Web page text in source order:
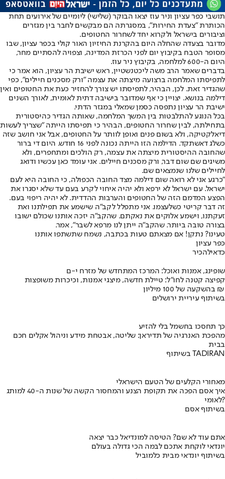
תושבי כפר עציון וניר עוז יצאו הבוקר (שלישי) ליומיים של אירועים תחת
הכותרת "צעדת החירות", במסגרתה הם מבקשים לחבר בין מגזרים
וציבורים בישראל ולקרוא יחד לשחרור החטופים.
מדובר בצעדה שהחלה היום בהקרנת החיזיון האור קולי בכפר עציון, שבו
מסופר הטבח בקיבוץ יום לפני הכרזת המדינה, וצפויה להסתיים מחר,
היום ה-600 למלחמה, בקיבוץ ניר עוז.
בדברים שאמר הרב משה ליכטנשטיין, ראש ישיבת הר עציון, הוא אמר כי
לתפיסתו המלחמה ברצועה מיצתה את עצמה "ורק מסכנים חיילים", כפי
שהגדיר זאת. לכן, הבהיר, לתפיסתו יש צורך להחזיר כעת את החטופים ואין
דילמה בנושא. יצויין כי אף שמדובר בישיבה דתית לאומית, לאורך השנים
ישיבת הר עציון נתפסה כסמן שמאלי במגזר הדתי.
בכל הנוגע להתלבטות בין המשך המלחמה, שאותה הגדיר כהיסטורית
בתחילתה, לבין שחרור החטופים, הבהיר כי תפיסתו הייתה "שצריך לעשות
דיאלקטיקה, ולא בשום פנים ואופן לוותר על החטופים, אבל אני חושב שזה
כשלג דאשתקד. הדילמה הזו הייתה נכונה לפני 16 חודש. היום די ברור
שהחובה ההיסטורית מיצתה את עצמה, רק הולכים ומתחפרים, ולא
משיגים שם שום דבר, ורק מסכנים חיילים. אני עומד כאן עכשיו ודואג
לחיילים שלנו שנמצאים שם.
"כרגע אני לא רואה שום דילמה מצד החובה הכפולה, כי החובה היא לעם
ישראל. עם ישראל לא ירפא ולא יהיה איחוי לקרע בעם עד שלא יסגרו את
הפצע המדמם הזה של החטופים והערבות ההדדית. לא יהיה ריפוי בעם.
זה דבר קריטי כשלעצמו. אני מתפלל לקב"ה שישמע את תפילתנו ואת
זעקתנו, וישמע אלוקים את נאקתם. שהקב"ה יזכה אותנו שכולם ישובו
בצורה טובה ביותר. שהקב"ה ייתן לנו מרפא לשבר", אמר.
טעינו? נתקן! אם מצאתם טעות בכתבה, נשמח שתשתפו אותנו
כפר עציון
כדאילהכיר
שופינג, אמנות ואוכל: המרכז המתחדש של מזרח י-ם
קפיצה קטנה לחו"ל: טיילת חדשה, מיצגי אמנות, וכיכרות משופצות
בהשקעה של 100 מיליון ₪
בשיתוף עיריית ירושלים
כך תחסכו בחשמל בלי להזיע
מהפכת האנרגיה של תדיראן: שליטה, אבטחת מידע וניהול אקלים חכם
בבית
בשיתוף TADIRAN
מאחורי הקלעים של הטעם הישראלי
איך אסם הפכה את תקופת הצנע והמחסור הקשה של שנות ה-40 למותג
לאומי?
בשיתוף אסם
אתם עוד לא שם? הטיסה למונדיאל כבר יצאה
יונדאי לוקחת אתכם לבמה הכי גדולה בעולם
בשיתוף יונדאי מבית כלמוביל